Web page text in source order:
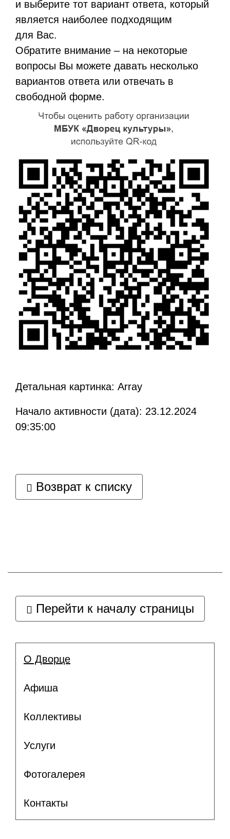
и выберите тот вариант ответа, который
является наиболее подходящим
для Вас.
Обратите внимание – на некоторые
вопросы Вы можете давать несколько
вариантов ответа или отвечать в
свободной форме.
Детальная картинка: Array
Начало активности (дата): 23.12.2024
09:35:00
Возврат к списку
Перейти к началу страницы
О Дворце
Афиша
Коллективы
Услуги
Фотогалерея
Контакты